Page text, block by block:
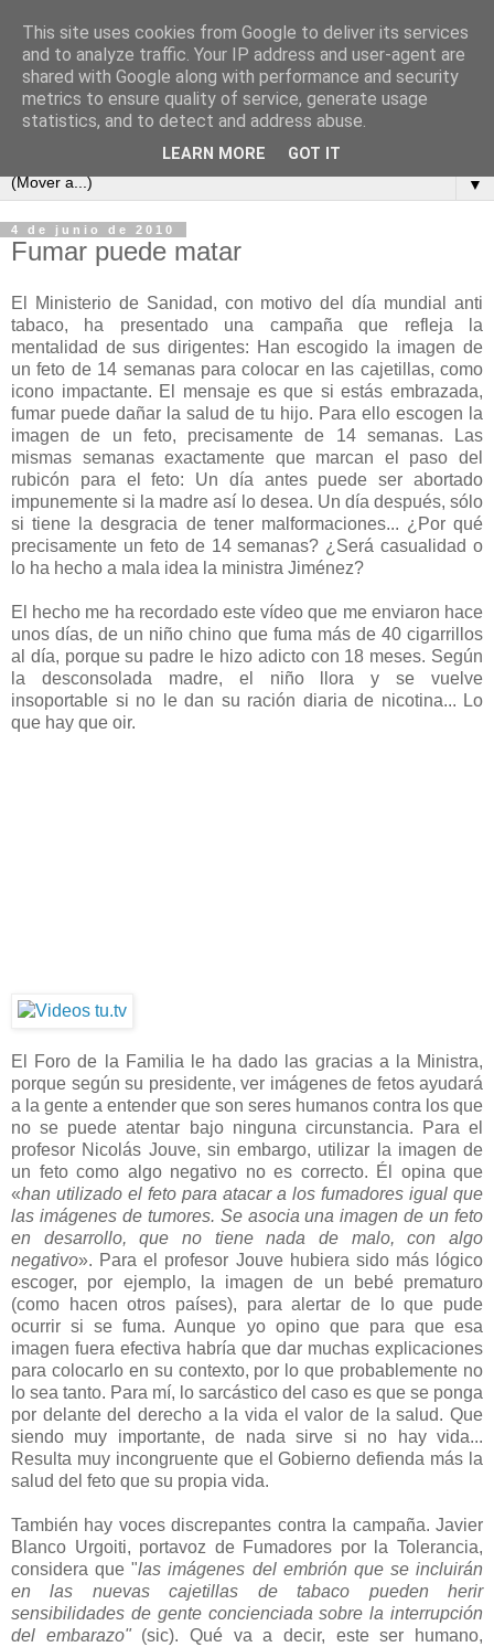
▼
4 de junio de 2010
Fumar puede matar
El Ministerio de Sanidad, con motivo del día mundial anti
tabaco, ha presentado una campaña que refleja la
mentalidad de sus dirigentes: Han escogido la imagen de
un feto de 14 semanas para colocar en las cajetillas, como
icono impactante. El mensaje es que si estás embrazada,
fumar puede dañar la salud de tu hijo. Para ello escogen la
imagen de un feto, precisamente de 14 semanas. Las
mismas semanas exactamente que marcan el paso del
rubicón para el feto: Un día antes puede ser abortado
impunemente si la madre así lo desea. Un día después, sólo
si tiene la desgracia de tener malformaciones... ¿Por qué
precisamente un feto de 14 semanas? ¿Será casualidad o
lo ha hecho a mala idea la ministra Jiménez?
El hecho me ha recordado este vídeo que me enviaron hace
unos días, de un niño chino que fuma más de 40 cigarrillos
al día, porque su padre le hizo adicto con 18 meses. Según
la desconsolada madre, el niño llora y se vuelve
insoportable si no le dan su ración diaria de nicotina... Lo
que hay que oir.
El Foro de la Familia le ha dado las gracias a la Ministra,
porque según su presidente, ver imágenes de fetos ayudará
a la gente a entender que son seres humanos contra los que
no se puede atentar bajo ninguna circunstancia. Para el
profesor Nicolás Jouve, sin embargo, utilizar la imagen de
un feto como algo negativo no es correcto. Él opina que
«han utilizado el feto para atacar a los fumadores igual que
las imágenes de tumores. Se asocia una imagen de un feto
en desarrollo, que no tiene nada de malo, con algo
negativo». Para el profesor Jouve hubiera sido más lógico
escoger, por ejemplo, la imagen de un bebé prematuro
(como hacen otros países), para alertar de lo que pude
ocurrir si se fuma. Aunque yo opino que para que esa
imagen fuera efectiva habría que dar muchas explicaciones
para colocarlo en su contexto, por lo que probablemente no
lo sea tanto. Para mí, lo sarcástico del caso es que se ponga
por delante del derecho a la vida el valor de la salud. Que
siendo muy importante, de nada sirve si no hay vida...
Resulta muy incongruente que el Gobierno defienda más la
salud del feto que su propia vida.
También hay voces discrepantes contra la campaña. Javier
Blanco Urgoiti, portavoz de Fumadores por la Tolerancia,
considera que "las imágenes del embrión que se incluirán
en las nuevas cajetillas de tabaco pueden herir
sensibilidades de gente concienciada sobre la interrupción
del embarazo"(sic). Qué va a decir, este ser humano,
This site uses cookies from Google to deliver its services
and to analyze traffic. Your IP address and user-agent are
shared with Google along with performance and security
metrics to ensure quality of service, generate usage
statistics, and to detect and address abuse.
LEARN MORE GOT IT